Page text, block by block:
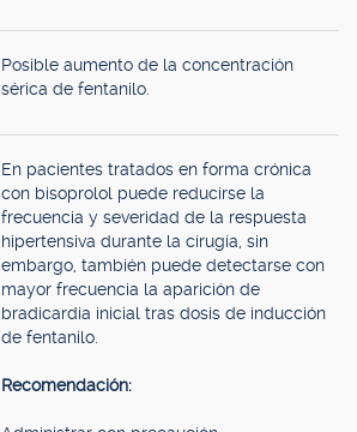
Posible aumento de la concentración
sérica de fentanilo.
En pacientes tratados en forma crónica
con bisoprolol puede reducirse la
frecuencia y severidad de la respuesta
hipertensiva durante la cirugía, sin
embargo, también puede detectarse con
mayor frecuencia la aparición de
bradicardia inicial tras dosis de inducción
de fentanilo.
Recomendación: